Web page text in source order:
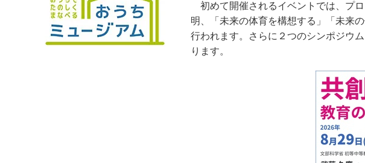
初めて開催されるイベントでは、プ
明、「未来の体育を構想する」「未来
行われます。さらに２つのシンポジウ
ります。